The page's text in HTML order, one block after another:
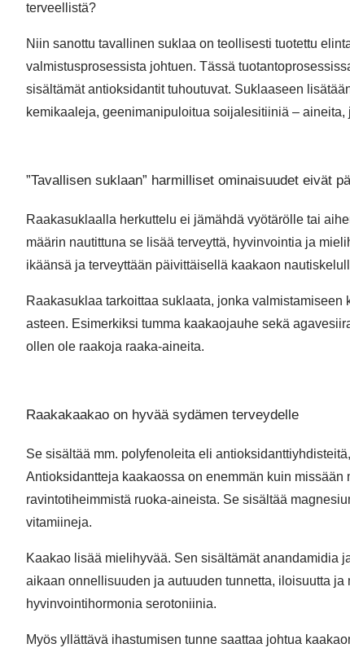
terveellistä?
Niin sanottu tavallinen suklaa on teollisesti tuotettu
valmistusprosessista johtuen. Tässä
sisältämät antioksidantit tuhoutuvat. Suklaaseen
kemikaaleja, geenimanipuloitua soijalesitiiniä –
”Tavallisen suklaan” harmilliset ominaisuudet eivät
Raakasuklaalla herkuttelu ei jämähdä vyötärölle tai
määrin nautittuna se lisää terveyttä, hyvinvointia ja
ikäänsä ja terveyttään päivittäisellä kaakaon
Raakasuklaa tarkoittaa suklaata, jonka
asteen. Esimerkiksi tumma kaakaojauhe sekä
ollen ole raakoja raaka-aineita.
Raakakaakao on hyvää sydämen terveydelle
Se sisältää mm. polyfenoleita eli
Antioksidantteja kaakaossa on enemmän kuin
ravintotiheimmistä ruoka-aineista. Se sisältää
vitamiineja.
Kaakao lisää mielihyvää. Sen sisältämät anandamidia
aikaan onnellisuuden ja autuuden tunnetta, iloisuutta
hyvinvointihormonia serotoniinia.
Myös yllättävä ihastumisen tunne saattaa johtua